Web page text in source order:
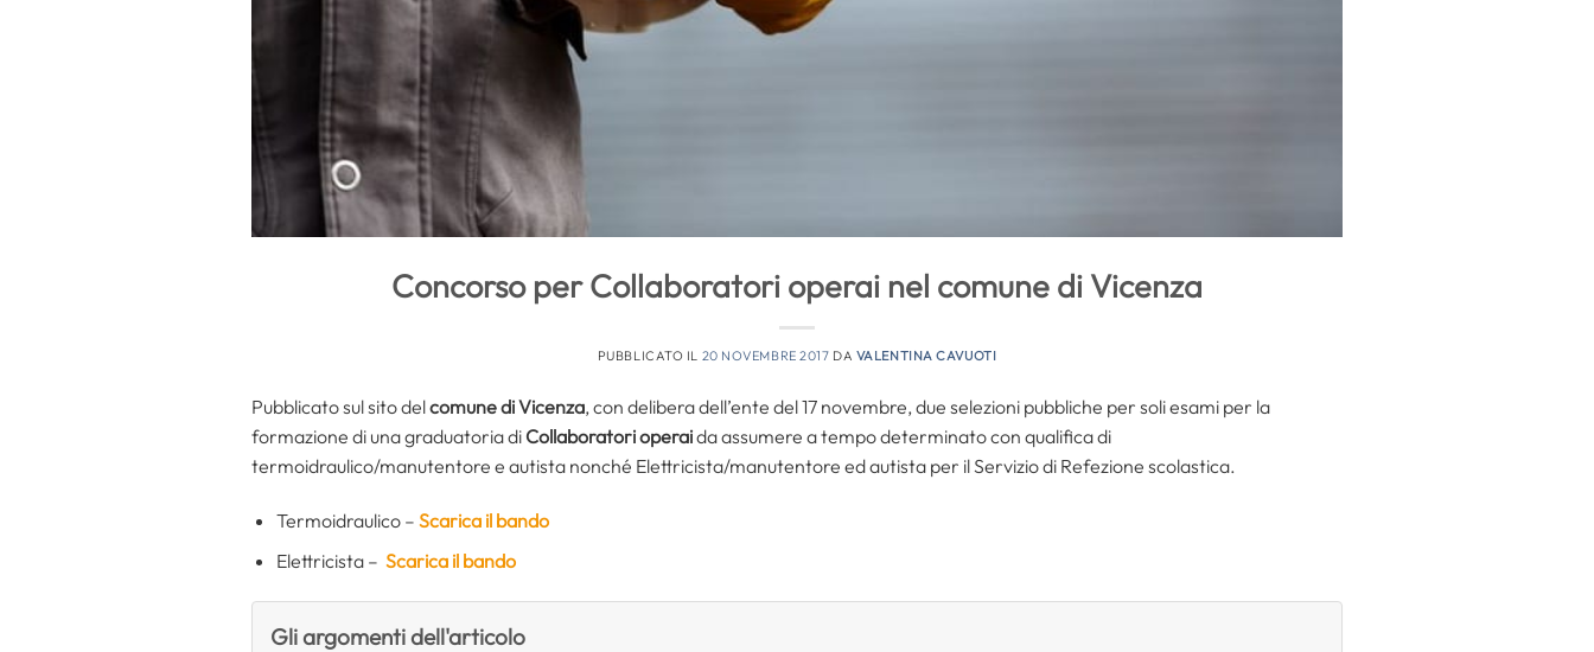
Concorso per Collaboratori operai nel comune di Vicenza
PUBBLICATO IL 20 NOVEMBRE 2017 DA VALENTINA CAVUOTI
Pubblicato sul sito delcomune di Vicenza, con delibera dell’ente del 17 novembre, due selezioni pubbliche per soli esami per la
formazione di una graduatoria di Collaboratori operaida assumere a tempo determinato con qualifica di
termoidraulico/manutentore e autista nonché Elettricista/manutentore ed autista per il Servizio di Refezione scolastica.
Termoidraulico – Scarica il bando
Elettricista – Scarica il bando
Gli argomenti dell'articolo